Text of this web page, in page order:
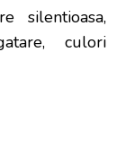
silentioasa,
culori